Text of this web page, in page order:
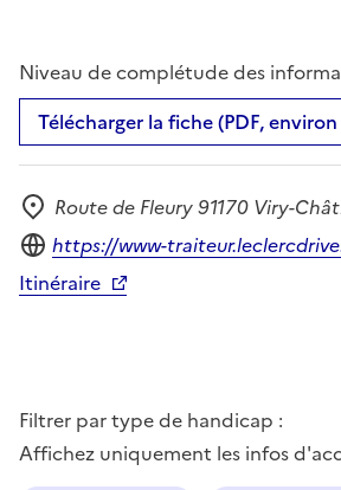
Niveau de complétude des
Télécharger la fiche (PDF,
Adresse
Route de Fleury 91170 Viry-
Site internet
https://www-
Itinéraire
Filtrer par type de handicap :
Affichez uniquement les infos